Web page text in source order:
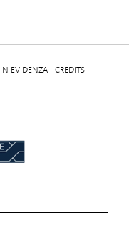
IN EVIDENZA CREDITS